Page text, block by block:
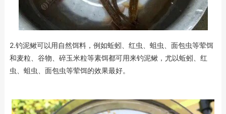
2.钓泥鳅可以用自然饵料，例如蚯蚓、红虫、蛆虫、面包虫等荤饵
和麦粒、谷物、碎玉米粒等素饵都可用来钓泥鳅，尤以蚯蚓、红
虫、蛆虫、面包虫等荤饵的效果最好。